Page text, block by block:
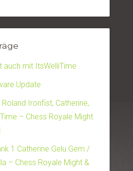
auch mit ItsWelliTime
Update
Ironfist, Catherine,
– Chess Royale Might
1 Catherine Gelu Gem /
– Chess Royale Might &